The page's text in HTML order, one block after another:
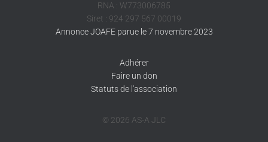
RNA : W773006785
Siret : 924 297 567 00019
Annonce JOAFE parue le 7 novembre 2023
Adhérer
Faire un don
Statuts de l'association
© 2026 AS-A JLC